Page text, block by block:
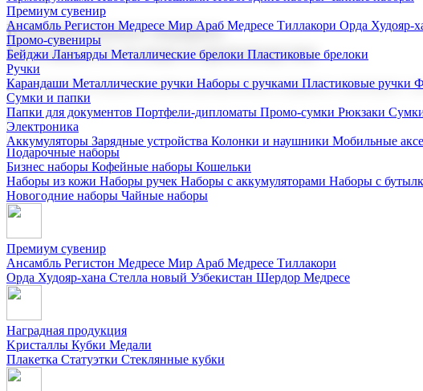
Премиум сувенир
Ансамбль Регистон Медресе Мир Араб Медресе Тиллакори Орда Худояр-
Промо-сувениры
Бейджи Ланъярды Металлические брелоки Пластиковые брелоки
Ручки
Карандаши Металлические ручки Наборы с ручками Пластиковые ручки
Сумки и папки
Папки для документов Портфели-дипломаты Промо-сумки Рюкзаки
Электроника
Аккумуляторы Зарядные устройства Колонки и наушники Мобильные
Корпоративные подарки
Поставка со склада и производство
Мы предлагаем широкий выбор корпоративных подарков и сувениров с
Подарочные наборы
Бизнес наборы Кофейные наборы Кошельки
Наборы из кожи Наборы ручек Наборы с аккумуляторами Наборы с
Новогодние наборы Чайные наборы
Премиум сувенир
Ансамбль Регистон Медресе Мир Араб Медресе Тиллакори
Орда Худояр-хана Стелла новый Узбекистан Шердор Медресе
Наградная продукция
Kристаллы Кубки Медали
Плакетка Статуэтки Стеклянные кубки